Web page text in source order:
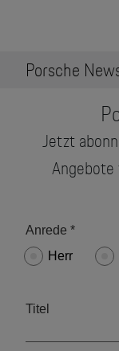
Fahrzeug konfigurieren
Panamera
Macan
Zubehör
Zubehör Finder
Online Services
Jetzt